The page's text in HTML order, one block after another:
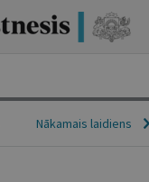
Nākamais laidiens